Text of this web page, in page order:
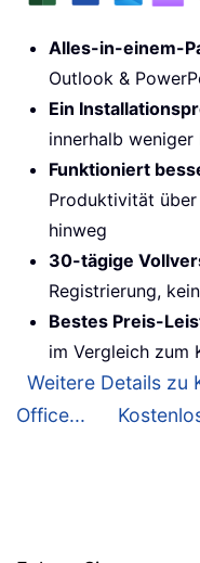
Alles-in-einem-
Outlook &
Ein
innerhalb
Funktioniert
Produktivität
hinweg
30-tägige
Registrierung,
Bestes Preis-
im Vergleich zum
Weitere Details zu
Office...